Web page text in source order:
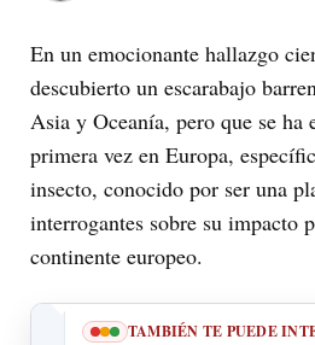
En un emocionante hallazgo
descubierto un escarabajo
Asia y Oceanía, pero que se ha
primera vez en Europa,
insecto, conocido por ser una
interrogantes sobre su impacto
continente europeo.
TAMBIÉN TE PUEDE